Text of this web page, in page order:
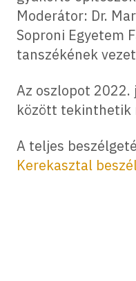
Moderátor: Dr.
Soproni Egyetem
tanszékének
Az oszlopot
között tekinthetik
A teljes
Kerekasztal